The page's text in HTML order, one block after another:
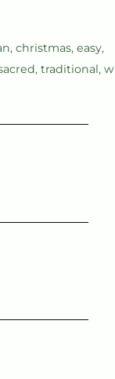
,christmas,easy,
,traditional,